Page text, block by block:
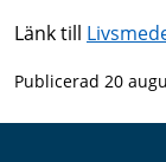
Länk till
Publicerad 20